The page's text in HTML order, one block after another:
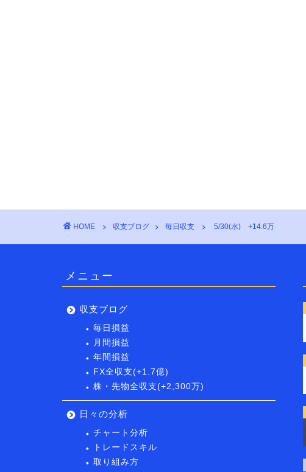
HOME 収支ブログ 毎日収支 5/30(水) +14.6万
メニュー
収支ブログ
毎日損益
月間損益
年間損益
FX全収支(+1.7億)
株・先物全収支(+2,300万)
日々の分析
チャート分析
トレードスキル
取り組み方